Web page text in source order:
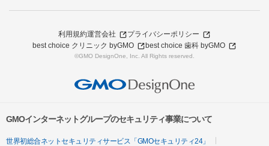
利用規約運営会社
プライバシーポリシー
best choice クリニック byGMO
best choice 歯科 byGMO
©GMO DesignOne, Inc. All Rights reserved.
GMOインターネットグループのセキュリティ事業について
世界初総合ネットセキュリティサービス「GMOセキュリティ24」